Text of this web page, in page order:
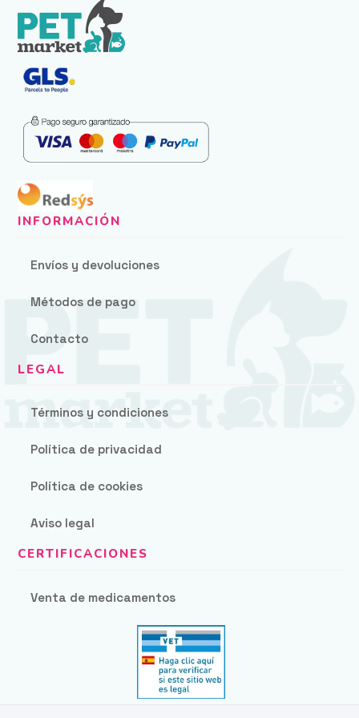
Envíos y devoluciones
Métodos de pago
Contacto
Términos y condiciones
Política de privacidad
Política de cookies
Aviso legal
Venta de medicamentos